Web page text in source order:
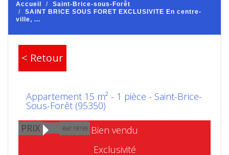
Accueil
Saint-Brice-sous-Forêt
SAINT BRICE SOUS FORET EXCLUSIVITE En centre-
ville, ...
< Retour
Appartement 15 m² - 1 pièce - Saint-Brice-
Sous-Forêt (95350)
PRIX
Ref 19195
Bien vendu
Exclusivité